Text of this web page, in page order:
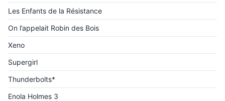
Les Enfants de la Résistance
On l’appelait Robin des Bois
Xeno
Supergirl
Thunderbolts*
Enola Holmes 3